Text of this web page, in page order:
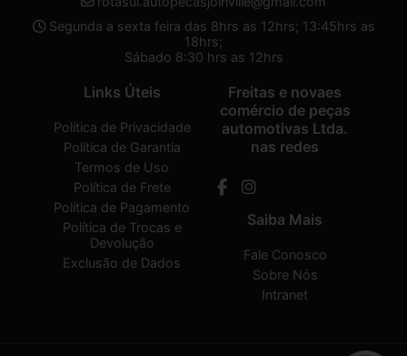
Segunda a sexta feira das 8hrs as 12hrs; 13:45hrs as
18hrs;
Sábado 8:30 hrs as 12hrs
Links Úteis
Política de Privacidade
Política de Garantia
Termos de Uso
Política de Frete
Política de Pagamento
Política de Trocas e
Devolução
Exclusão de Dados
Freitas e novaes
comércio de peças
automotivas Ltda.
nas redes
Saiba Mais
Fale Conosco
Sobre Nós
Intranet